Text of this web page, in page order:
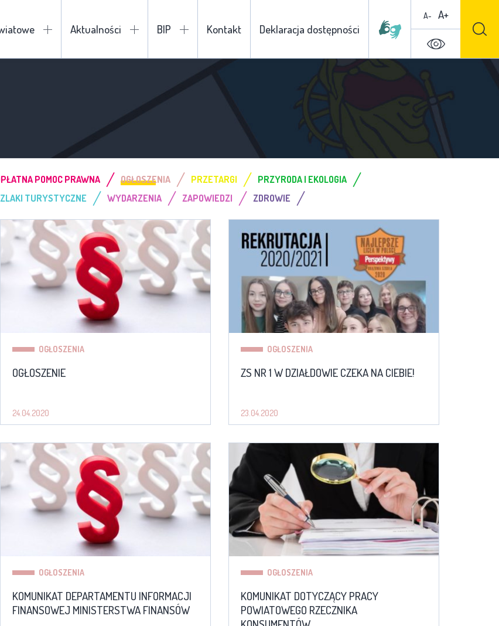
Aktualności BIP Kontakt Deklaracja dostępności
A- A+
POMOC PRAWNA / OGŁOSZENIA / PRZETARGI / PRZYRODA I EKOLOGIA /
TURYSTYCZNE / WYDARZENIA / ZAPOWIEDZI / ZDROWIE /
OGŁOSZENIA
OGŁOSZENIE
24.04.2020
OGŁOSZENIA
ZS NR 1 W DZIAŁDOWIE CZEKA NA CIEBIE!
23.04.2020
OGŁOSZENIA
KOMUNIKAT DEPARTAMENTU INFORMACJI
FINANSOWEJ MINISTERSTWA FINANSÓW
OGŁOSZENIA
KOMUNIKAT DOTYCZĄCY PRACY
POWIATOWEGO RZECZNIKA